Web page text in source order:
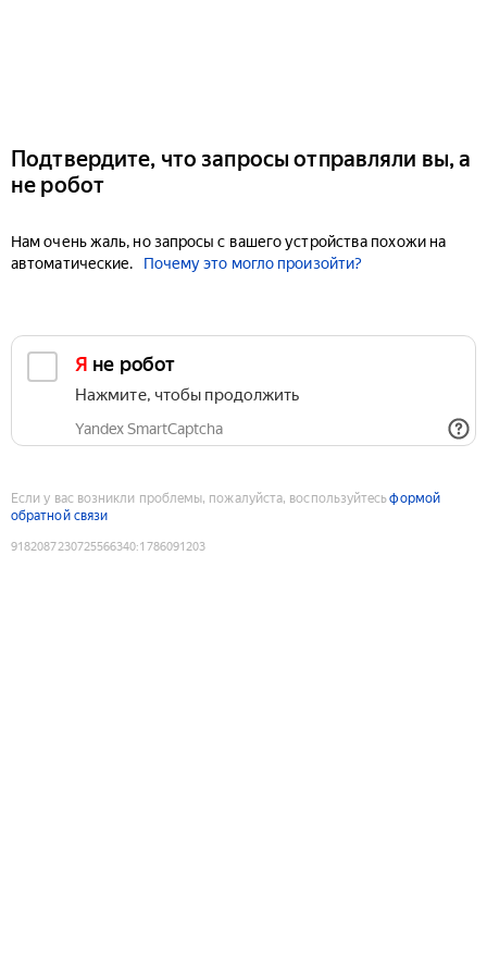
Подтвердите, что запросы отправляли вы, а
не робот
Нам очень жаль, но запросы с вашего устройства похожи на
автоматические.
Почему это могло произойти?
Я не робот
Нажмите, чтобы продолжить
Yandex SmartCaptcha
Если у вас возникли проблемы, пожалуйста, воспользуйтесьформой
обратной связи
9182087230725566340:1786091203